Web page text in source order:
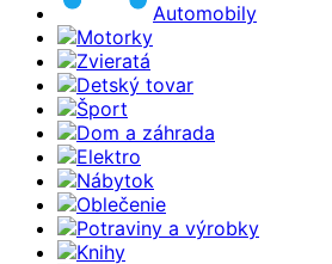
Automobily
Motorky
Zvieratá
Detský tovar
Šport
Dom a záhrada
Elektro
Nábytok
Oblečenie
Potraviny a výrobky
Knihy